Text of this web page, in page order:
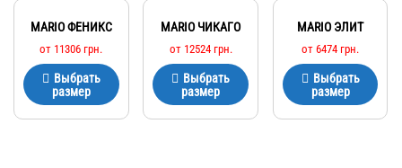
MARIO ФЕНИКС
от 11306 грн.
Выбрать
размер
MARIO ЧИКАГО
от 12524 грн.
Выбрать
размер
MARIO ЭЛИТ
от6474 грн.
Выбрать
размер